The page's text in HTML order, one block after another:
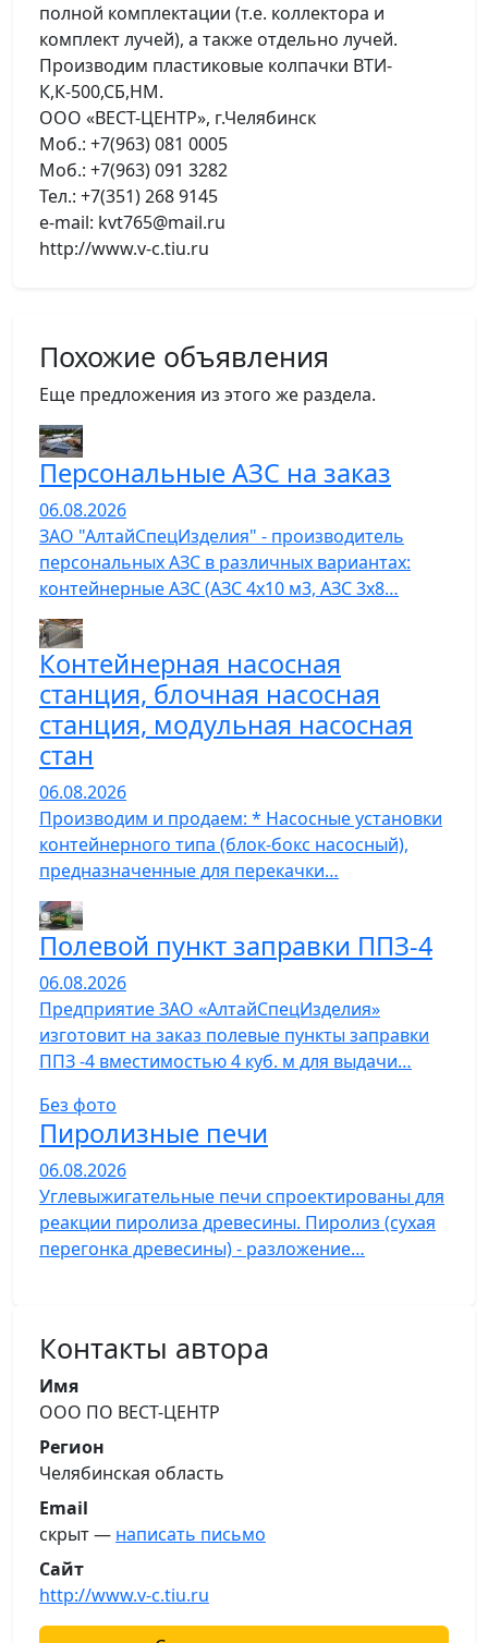
полной комплектации (т.е. коллектора и
комплект лучей), а также отдельно лучей.
Производим пластиковые колпачки ВТИ-
К,К-500,СБ,НМ.
ООО «ВЕСТ-ЦЕНТР», г.Челябинск
Моб.: +7(963) 081 0005
Моб.: +7(963) 091 3282
Тел.: +7(351) 268 9145
e-mail: kvt765@mail.ru
http://www.v-c.tiu.ru
Похожие объявления
Еще предложения из этого же раздела.
Персональные АЗС на заказ
06.08.2026
ЗАО "АлтайСпецИзделия" - производитель
персональных АЗС в различных вариантах:
контейнерные АЗС (АЗС 4х10 м3, АЗС 3х8…
Контейнерная насосная
станция, блочная насосная
станция, модульная насосная
стан
06.08.2026
Производим и продаем: * Насосные установки
контейнерного типа (блок-бокс насосный),
предназначенные для перекачки…
Полевой пункт заправки ППЗ-4
06.08.2026
Предприятие ЗАО «АлтайСпецИзделия»
изготовит на заказ полевые пункты заправки
ППЗ -4 вместимостью 4 куб. м для выдачи…
Без фото
Пиролизные печи
06.08.2026
Углевыжигательные печи спроектированы для
реакции пиролиза древесины. Пиролиз (сухая
перегонка древесины) - разложение…
Контакты автора
Имя
ООО ПО ВЕСТ-ЦЕНТР
Регион
Челябинская область
Email
скрыт — написать письмо
Сайт
http://www.v-c.tiu.ru